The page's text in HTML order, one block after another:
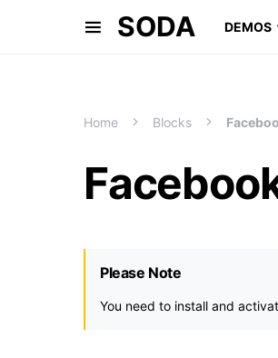
SODA DEMOS
Home Blocks
Please Note
You need to install and